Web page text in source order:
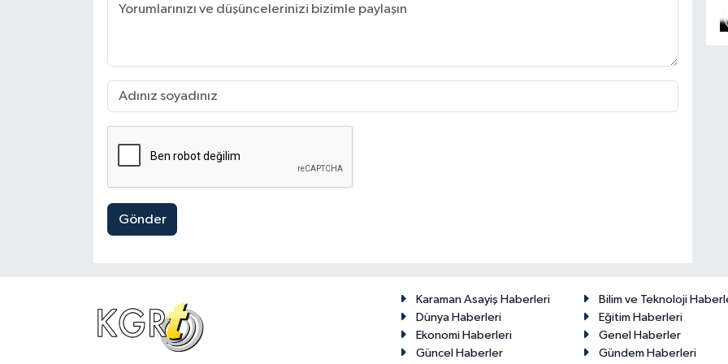
Gönder
Karaman Asayiş Haberleri
Bilim ve Teknoloji
Dünya Haberleri
Eğitim Haberleri
Ekonomi Haberleri
Genel Haberler
Güncel Haberler
Gündem Haberleri